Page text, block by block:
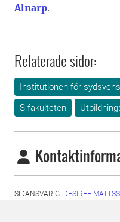
Alnarp.
Relaterade sidor:
Institutionen för
S-fakulteten
SIDANSVARIG: